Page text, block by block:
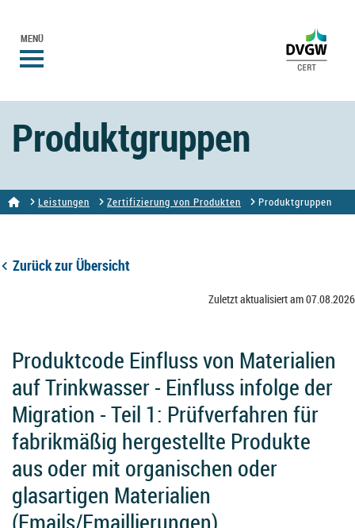
MENÜ
Produktgruppen
Leistungen Zertifizierung von Produkten Produktgruppen
Zurück zur Übersicht
Zuletzt aktualisiert am 07.08.2026
Produktcode Einfluss von Materialien
auf Trinkwasser - Einfluss infolge der
Migration - Teil 1: Prüfverfahren für
fabrikmäßig hergestellte Produkte
aus oder mit organischen oder
glasartigen Materialien
(Emails/Emaillierungen)